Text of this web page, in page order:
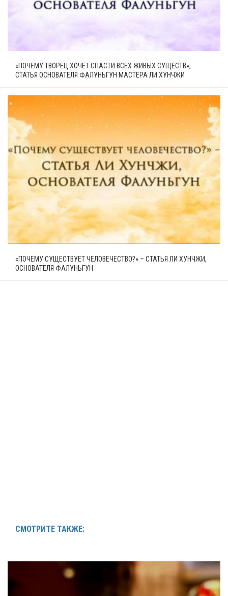
«ПОЧЕМУ ТВОРЕЦ ХОЧЕТ СПАСТИ ВСЕХ ЖИВЫХ СУЩЕСТВ»,
СТАТЬЯ ОСНОВАТЕЛЯ ФАЛУНЬГУН МАСТЕРА ЛИ ХУНЧЖИ
«ПОЧЕМУ СУЩЕСТВУЕТ ЧЕЛОВЕЧЕСТВО?» – СТАТЬЯ ЛИ ХУНЧЖИ,
ОСНОВАТЕЛЯ ФАЛУНЬГУН
СМОТРИТЕ ТАКЖЕ: